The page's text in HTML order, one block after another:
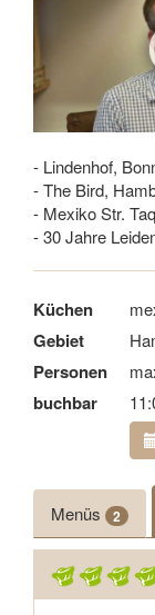
- Lindenhof,
- The Bird,
- Mexiko Str.
- 30 Jahre
Küchen
Gebiet
Personen
buchbar
Menüs 2